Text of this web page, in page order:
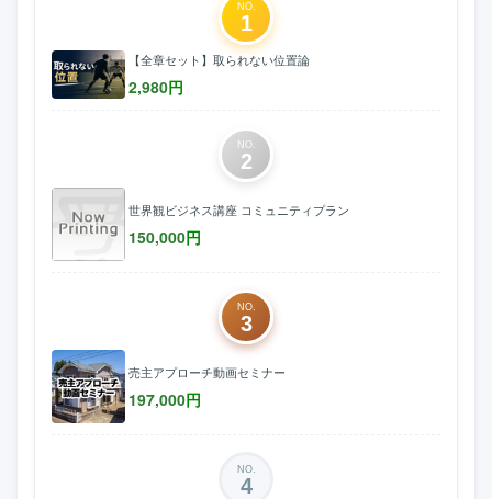
NO.
1
【全章セット】取られない位置論
2,980円
NO.
2
世界観ビジネス講座 コミュニティプラン
150,000円
NO.
3
売主アプローチ動画セミナー
197,000円
NO.
4